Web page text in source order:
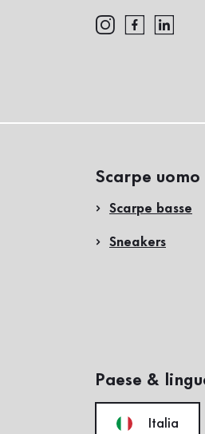
Scarpe uomo
Scarpe basse
Sneakers
Paese &
Italia